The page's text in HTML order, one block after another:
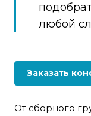
любой
Заказать
От сборного